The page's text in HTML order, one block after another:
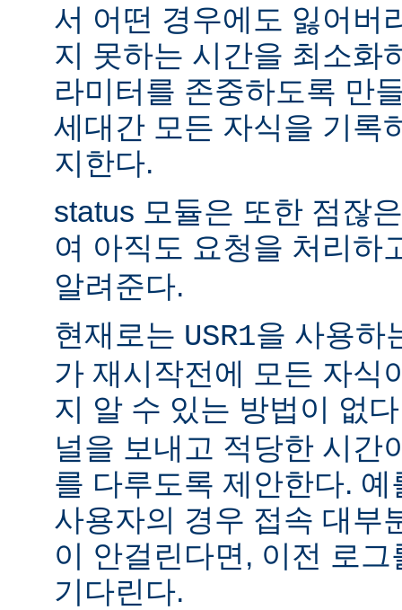
서 어떤 경우에도 잃어버
지 못하는 시간을 최소화
라미터를 존중하도록 만
세대간 모든 자식을 기록
지한다.
status 모듈은 또한 점잖
여 아직도 요청을 처리하
알려준다.
현재로는 USR1을 사용하
가 재시작전에 모든 자식
지 알 수 있는 방법이 없
널을 보내고 적당한 시간
를 다루도록 제안한다.
사용자의 경우 접속 대부
이 안걸린다면, 이전 로
기다린다.